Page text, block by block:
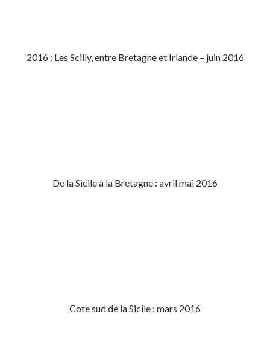
2016 : Les Scilly, entre Bretagne et Irlande – juin 2016
De la Sicile à la Bretagne : avril mai 2016
Cote sud de la Sicile : mars 2016